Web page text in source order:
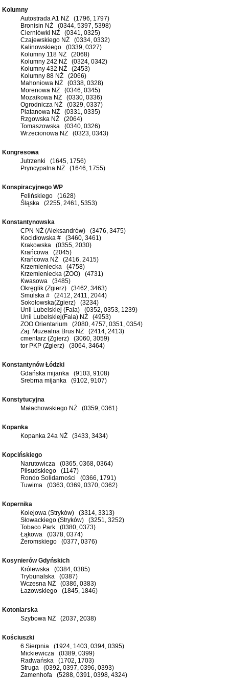
Kolumny
Autostrada A1 NŻ (1796, 1797)
Bronisin NŻ (0344, 5397, 5398)
Cierniówki NŻ (0341, 0325)
Czajewskiego NŻ (0334, 0332)
Kalinowskiego (0339, 0327)
Kolumny 118 NŻ (2068)
Kolumny 242 NŻ (0324, 0342)
Kolumny 432 NŻ (2453)
Kolumny 88 NŻ (2066)
Mahoniowa NŻ (0338, 0328)
Morenowa NŻ (0346, 0345)
Mozaikowa NŻ (0330, 0336)
Ogrodnicza NŻ (0329, 0337)
Platanowa NŻ (0331, 0335)
Rzgowska NŻ (2064)
Tomaszowska (0340, 0326)
Wrzecionowa NŻ (0323, 0343)
Kongresowa
Jutrzenki (1645, 1756)
Pryncypalna NŻ (1646, 1755)
Konspiracyjnego WP
Felińskiego (1628)
Śląska (2255, 2461, 5353)
Konstantynowska
CPN NŻ (Aleksandrów) (3476, 3475)
Kocidłowska # (3460, 3461)
Krakowska (0355, 2030)
Krańcowa (2045)
Krańcowa NŻ (2416, 2415)
Krzemieniecka (4758)
Krzemieniecka (ZOO) (4731)
Kwasowa (3485)
Okręglik (Zgierz) (3462, 3463)
Smulska # (2412, 2411, 2044)
Sokołowska(Zgierz) (3234)
Unii Lubelskiej (Fala) (0352, 0353, 1239)
Unii Lubelskiej(Fala) NŻ (4953)
ZOO Orientarium (2080, 4757, 0351, 0354)
Zaj. Muzealna Brus NŻ (2414, 2413)
cmentarz (Zgierz) (3060, 3059)
tor PKP (Zgierz) (3064, 3464)
Konstantynów Łódzki
Gdańska mijanka (9103, 9108)
Srebrna mijanka (9102, 9107)
Konstytucyjna
Małachowskiego NŻ (0359, 0361)
Kopanka
Kopanka 24a NŻ (3433, 3434)
Kopcińskiego
Narutowicza (0365, 0368, 0364)
Piłsudskiego (1147)
Rondo Solidarności (0366, 1791)
Tuwima (0363, 0369, 0370, 0362)
Kopernika
Kolejowa (Stryków) (3314, 3313)
Słowackiego (Stryków) (3251, 3252)
Tobaco Park (0380, 0373)
Łąkowa (0378, 0374)
Żeromskiego (0377, 0376)
Kosynierów Gdyńskich
Królewska (0384, 0385)
Trybunalska (0387)
Wczesna NŻ (0386, 0383)
Łazowskiego (1845, 1846)
Kotoniarska
Szybowa NŻ (2037, 2038)
Kościuszki
6 Sierpnia (1924, 1403, 0394, 0395)
Mickiewicza (0389, 0399)
Radwańska (1702, 1703)
Struga (0392, 0397, 0396, 0393)
Zamenhofa (5288, 0391, 0398, 4324)